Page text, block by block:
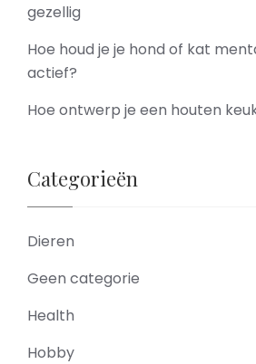
gezellig
Hoe houd je je hond of kat
actief?
Hoe ontwerp je een houten
Categorieën
Dieren
Geen categorie
Health
Hobby